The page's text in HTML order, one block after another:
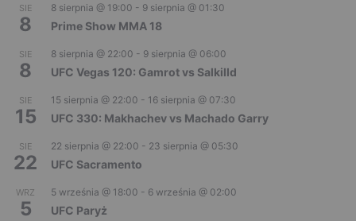
SIE
8
8 sierpnia @ 19:00 - 9 sierpnia @ 01:30
Prime Show MMA 18
SIE
8
8 sierpnia @ 22:00 - 9 sierpnia @ 06:00
UFC Vegas 120: Gamrot vs Salkilld
SIE
15
15 sierpnia @ 22:00 - 16 sierpnia @ 07:30
UFC 330: Makhachev vs Machado Garry
SIE
22
22 sierpnia @ 22:00 - 23 sierpnia @ 05:30
UFC Sacramento
WRZ
5
5 września @ 18:00 - 6 września @ 02:00
UFC Paryż